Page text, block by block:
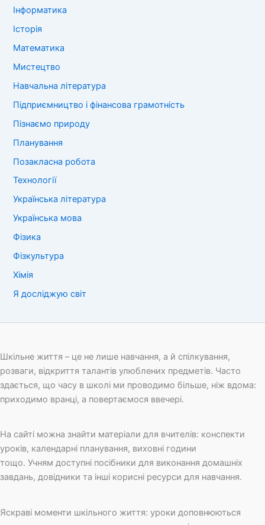
Інформатика
Історія
Математика
Мистецтво
Навчальна література
Підприємництво і фінансова грамотність
Пізнаємо природу
Планування
Позакласна робота
Технології
Українська література
Українська мова
Фізика
Фізкультура
Хімія
Я досліджую світ
Шкільне життя – це не лише навчання, а й спілкування,
розваги, відкриття талантів улюблених предметів. Часто
здається, що часу в школі ми проводимо більше, ніж вдома:
приходимо вранці, а повертаємося ввечері.
На сайті можна знайти матеріали для вчителів: конспекти
уроків, календарні планування, виховні години
тощо. Учням доступні посібники для виконання домашніх
завдань, довідники та інші корисні ресурси для навчання.
Яскраві моменти шкільного життя: уроки доповнюються